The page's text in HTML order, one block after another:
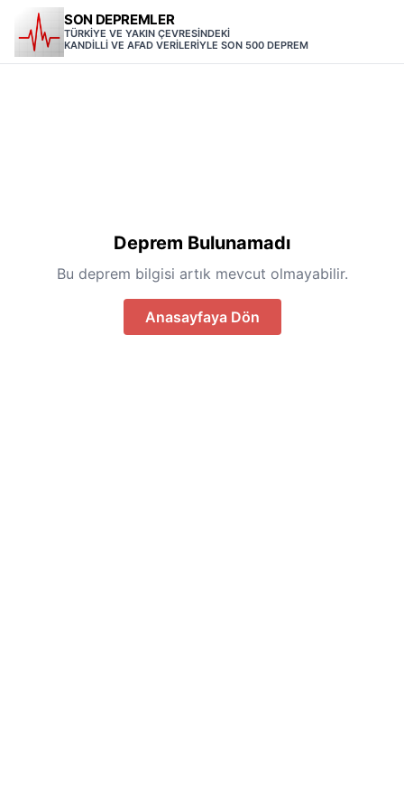
SON DEPREMLER
TÜRKİYE VE YAKIN ÇEVRESİNDEKİ
KANDİLLİ VE AFAD VERİLERİYLE SON 500 DEPREM
Deprem Bulunamadı
Bu deprem bilgisi artık mevcut olmayabilir.
Anasayfaya Dön